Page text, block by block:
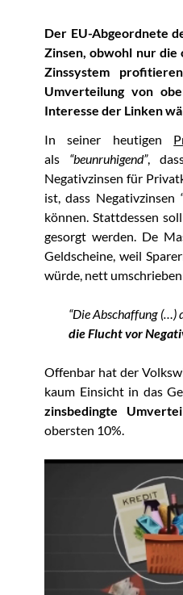
Der EU-Abgeordnete
Zinsen, obwohl nur
Zinssystem
Umverteilung von
Interesse der Linken
In seiner heutigen
als “beunruhigend”,
Negativzinsen für
ist, dass Negativzinsen
können. Stattdessen
gesorgt werden. De
Geldscheine, weil
würde, nett
“Die Abschaffung (…)
die Flucht vor
Offenbar hat der
kaum Einsicht in das
zinsbedingte
obersten 10%.